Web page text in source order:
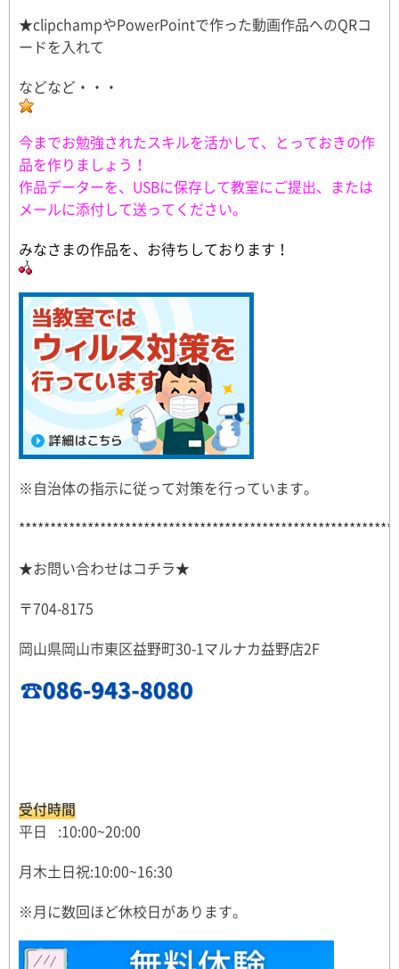
★clipchampやPowerPointで作った動画作品へのQRコ
ードを入れて
などなど・・・
今までお勉強されたスキルを活かして、とっておきの作
品を作りましょう！
作品データーを、USBに保存して教室にご提出、または
メールに添付して送ってください。
みなさまの作品を、お待ちしております！
※自治体の指示に従って対策を行っています。
*************************************************************
★お問い合わせはコチラ★
〒704-8175
岡山県岡山市東区益野町30-1マルナカ益野店2F
受付時間
平日 :10:00~20:00
月木土日祝:10:00~16:30
※月に数回ほど休校日があります。